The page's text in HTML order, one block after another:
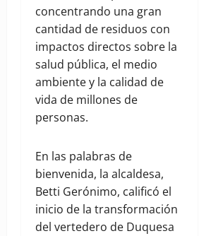
concentrando una gran
cantidad de residuos con
impactos directos sobre la
salud pública, el medio
ambiente y la calidad de
vida de millones de
personas.
En las palabras de
bienvenida, la alcaldesa,
Betti Gerónimo, calificó el
inicio de la transformación
del vertedero de Duquesa